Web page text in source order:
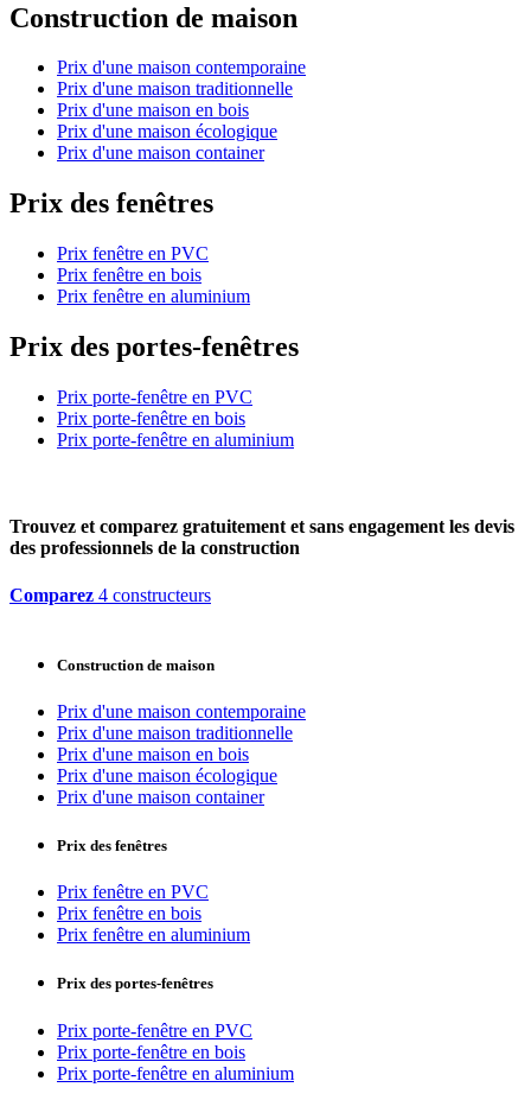
Construction de maison
Prix d'une maison contemporaine
Prix d'une maison traditionnelle
Prix d'une maison en bois
Prix d'une maison écologique
Prix d'une maison container
Prix des fenêtres
Prix fenêtre en PVC
Prix fenêtre en bois
Prix fenêtre en aluminium
Prix des portes-fenêtres
Prix porte-fenêtre en PVC
Prix porte-fenêtre en bois
Prix porte-fenêtre en aluminium
Trouvez et comparez gratuitement et sans engagement les devis
des professionnels de la construction
Comparez 4 constructeurs
Construction de maison
Prix d'une maison contemporaine
Prix d'une maison traditionnelle
Prix d'une maison en bois
Prix d'une maison écologique
Prix d'une maison container
Prix des fenêtres
Prix fenêtre en PVC
Prix fenêtre en bois
Prix fenêtre en aluminium
Prix des portes-fenêtres
Prix porte-fenêtre en PVC
Prix porte-fenêtre en bois
Prix porte-fenêtre en aluminium